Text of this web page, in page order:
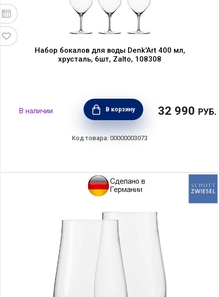
Набор бокалов для воды Denk'Art 400 мл,
хрусталь, 6шт, Zalto, 108308
В корзину 32 990 РУБ.
00000003073